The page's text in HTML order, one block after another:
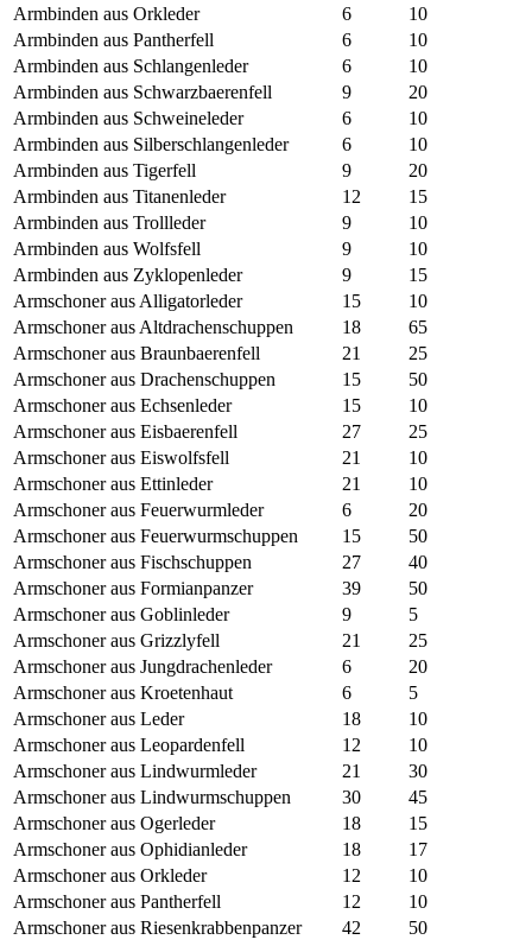
Armbinden aus Orkleder
6
10
Armbinden aus Pantherfell
6
10
Armbinden aus Schlangenleder
6
10
Armbinden aus Schwarzbaerenfell
9
20
Armbinden aus Schweineleder
6
10
Armbinden aus Silberschlangenleder
6
10
Armbinden aus Tigerfell
9
20
Armbinden aus Titanenleder
12
15
Armbinden aus Trollleder
9
10
Armbinden aus Wolfsfell
9
10
Armbinden aus Zyklopenleder
9
15
Armschoner aus Alligatorleder
15
10
Armschoner aus Altdrachenschuppen
18
65
Armschoner aus Braunbaerenfell
21
25
Armschoner aus Drachenschuppen
15
50
Armschoner aus Echsenleder
15
10
Armschoner aus Eisbaerenfell
27
25
Armschoner aus Eiswolfsfell
21
10
Armschoner aus Ettinleder
21
10
Armschoner aus Feuerwurmleder
6
20
Armschoner aus Feuerwurmschuppen
15
50
Armschoner aus Fischschuppen
27
40
Armschoner aus Formianpanzer
39
50
Armschoner aus Goblinleder
9
5
Armschoner aus Grizzlyfell
21
25
Armschoner aus Jungdrachenleder
6
20
Armschoner aus Kroetenhaut
6
5
Armschoner aus Leder
18
10
Armschoner aus Leopardenfell
12
10
Armschoner aus Lindwurmleder
21
30
Armschoner aus Lindwurmschuppen
30
45
Armschoner aus Ogerleder
18
15
Armschoner aus Ophidianleder
18
17
Armschoner aus Orkleder
12
10
Armschoner aus Pantherfell
12
10
Armschoner aus Riesenkrabbenpanzer
42
50